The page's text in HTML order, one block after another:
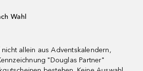
Wahl
allein aus Adventskalendern,
"Douglas Partner"